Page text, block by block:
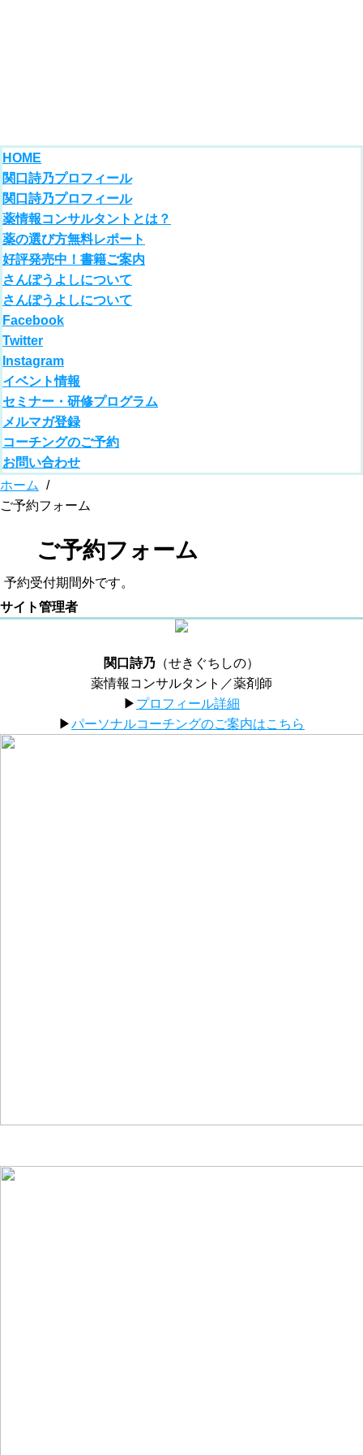
HOME
関口詩乃プロフィール
関口詩乃プロフィール
薬情報コンサルタントとは？
薬の選び方無料レポート
好評発売中！書籍ご案内
さんぽうよしについて
さんぽうよしについて
Facebook
Twitter
Instagram
イベント情報
セミナー・研修プログラム
メルマガ登録
コーチングのご予約
お問い合わせ
ホーム
/
ご予約フォーム
ご予約フォーム
予約受付期間外です。
サイト管理者
関口詩乃 （せきぐちしの）
薬情報コンサルタント／薬剤師
▶︎ プロフィール詳細
▶︎パーソナルコーチングのご案内はこちら